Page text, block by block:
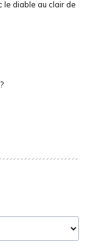
le diable au clair de